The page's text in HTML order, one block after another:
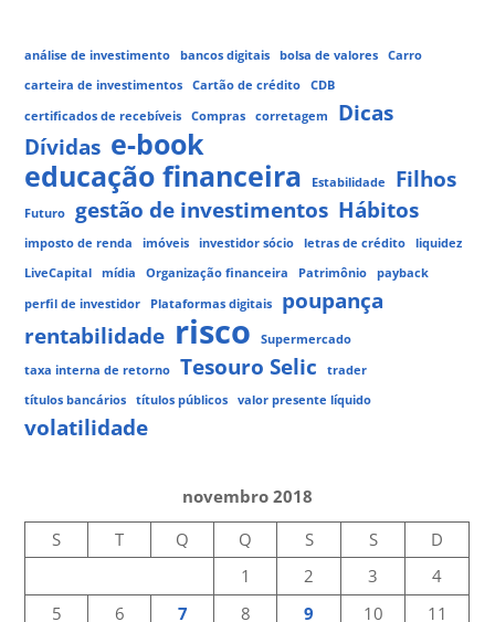
análise de investimento bancos digitais bolsa de valores
Carro
carteira de investimentos
Cartão de crédito
CDB
certificados de recebíveis
Compras corretagem
Dicas
Dívidas e-book
educação financeira
Estabilidade Filhos
Futuro gestão de investimentos Hábitos
imposto de renda imóveis investidor sócio letras de crédito
liquidez
LiveCapital
mídia Organização financeira Patrimônio
payback
perfil de investidor
Plataformas digitais
poupança
rentabilidade risco
Supermercado
taxa interna de retorno
Tesouro Selic
trader
títulos bancários
títulos públicos valor presente líquido
volatilidade
novembro 2018
S
T Q Q S S
D
1
2 3
4
5
6 7 8 9 10 11